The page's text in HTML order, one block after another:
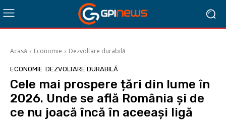
Acasă Economie Dezvoltare durabilă
ECONOMIE DEZVOLTARE DURABILĂ
Cele mai prospere țări din lume în
2026. Unde se află România și de
ce nu joacă încă în aceeași ligă